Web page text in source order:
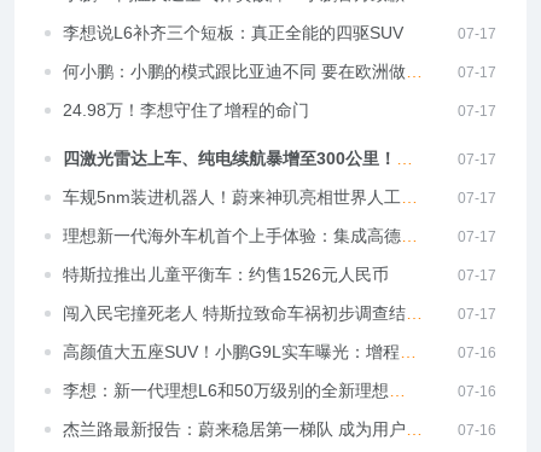
延保至8年/16万公里
李想说L6补齐三个短板：真正全能的四驱SUV 07-17
何小鹏：小鹏的模式跟比亚迪不同 要在欧洲做中
高端
07-17
24.98万！李想守住了增程的命门 07-17
四激光雷达上车、纯电续航暴增至300公里！全
新理想L6上市：24.98万
07-17
车规5nm装进机器人！蔚来神玑亮相世界人工智
能大会：发布具身智能开发平台
07-17
理想新一代海外车机首个上手体验：集成高德、
Yandex两套地图 四种语言
07-17
特斯拉推出儿童平衡车：约售1526元人民币 07-17
闯入民宅撞死老人 特斯拉致命车祸初步调查结果
披露：非FSD故障
07-17
高颜值大五座SUV！小鹏G9L实车曝光：增程纯
电齐发
07-16
李想：新一代理想L6和50万级别的全新理想
L9“同代同芯”
07-16
杰兰路最新报告：蔚来稳居第一梯队 成为用户最
07-16